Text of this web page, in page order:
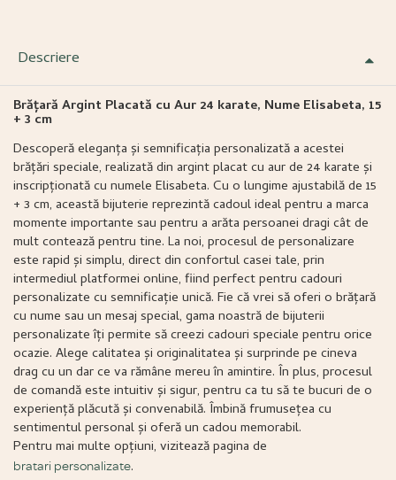
Descriere
Brățară Argint Placată cu Aur 24 karate, Nume Elisabeta, 15
+ 3 cm
Descoperă eleganța și semnificația personalizată a acestei
brățări speciale, realizată din argint placat cu aur de 24 karate și
inscripționată cu numele Elisabeta. Cu o lungime ajustabilă de 15
+ 3 cm, această bijuterie reprezintă cadoul ideal pentru a marca
momente importante sau pentru a arăta persoanei dragi cât de
mult contează pentru tine. La noi, procesul de personalizare
este rapid și simplu, direct din confortul casei tale, prin
intermediul platformei online, fiind perfect pentru cadouri
personalizate cu semnificație unică. Fie că vrei să oferi o brățară
cu nume sau un mesaj special, gama noastră de bijuterii
personalizate îți permite să creezi cadouri speciale pentru orice
ocazie. Alege calitatea și originalitatea și surprinde pe cineva
drag cu un dar ce va rămâne mereu în amintire. În plus, procesul
de comandă este intuitiv și sigur, pentru ca tu să te bucuri de o
experiență plăcută și convenabilă. Îmbină frumusețea cu
sentimentul personal și oferă un cadou memorabil.
Pentru mai multe opțiuni, vizitează pagina de
bratari personalizate.